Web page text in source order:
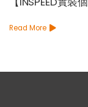
Read More